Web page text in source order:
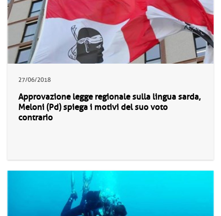
27/06/2018
Approvazione legge regionale sulla lingua sarda,
Meloni (Pd) spiega i motivi del suo voto
contrario